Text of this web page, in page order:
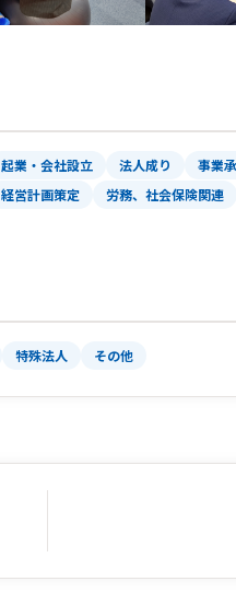
起業・会社設立 法人成り 事業
経営計画策定 労務、社会保険関連
特殊法人 その他